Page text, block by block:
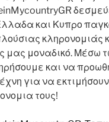
και Κυπρο
κληρονομιάς
μας μοναδικό. Μέσω
και να
για να
τους!